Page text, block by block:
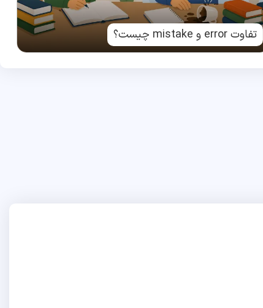
تفاوت error و mistake چیست؟